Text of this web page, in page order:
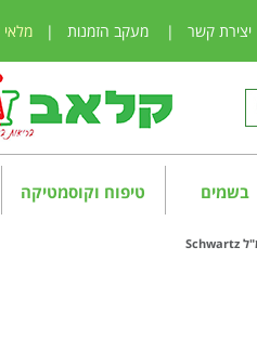
יצירת קשר | מעקב הזמנות | מלאי
בשמים טיפוח וקוסמטיקה